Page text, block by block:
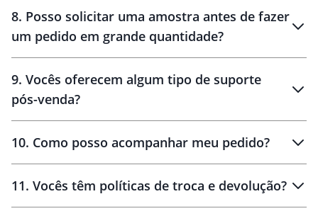
8. Posso solicitar uma amostra antes de fazer
um pedido em grande quantidade?
amostras
9. Vocês oferecem algum tipo de suporte
pós-venda?
10. Como posso acompanhar meu pedido?
11. Vocês têm políticas de troca e devolução?